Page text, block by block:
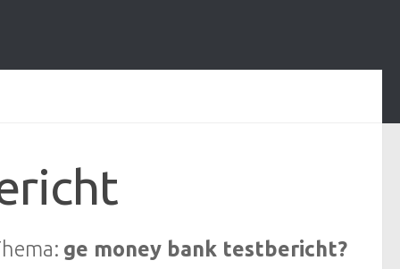
ge money bank testbericht?